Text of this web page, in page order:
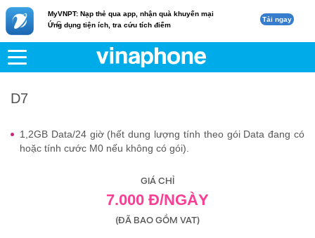
MyVNPT: Nạp thẻ qua app, nhận quà khuyến mại
Ứng dụng tiện ích, tra cứu tích điểm
c Tải ngay
VNPT
D7
1,2GB Data/24 giờ (hết dung lượng tính theo gói Data đang có
hoặc tính cước M0 nếu không có gói).
GIÁ CHỈ
7.000 Đ/NGÀY
(ĐÃ BAO GỒM VAT)